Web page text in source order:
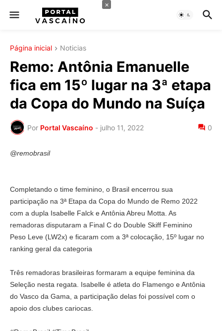
Página inicial Noticias
Remo: Antônia Emanuelle
fica em 15º lugar na 3ª etapa
da Copa do Mundo na Suíça
Por Portal Vascaíno - julho 11, 2022 0
@remobrasil
×
Completando o time feminino, o Brasil encerrou sua
participação na 3ª Etapa da Copa do Mundo de Remo 2022
com a dupla Isabelle Falck e Antônia Abreu Motta. As
remadoras disputaram a Final C do Double Skiff Feminino
Peso Leve (LW2x) e ficaram com a 3ª colocação, 15º lugar no
ranking geral da categoria
Três remadoras brasileiras formaram a equipe feminina da
Seleção nesta regata. Isabelle é atleta do Flamengo e Antônia
do Vasco da Gama, a participação delas foi possível com o
apoio dos clubes cariocas.